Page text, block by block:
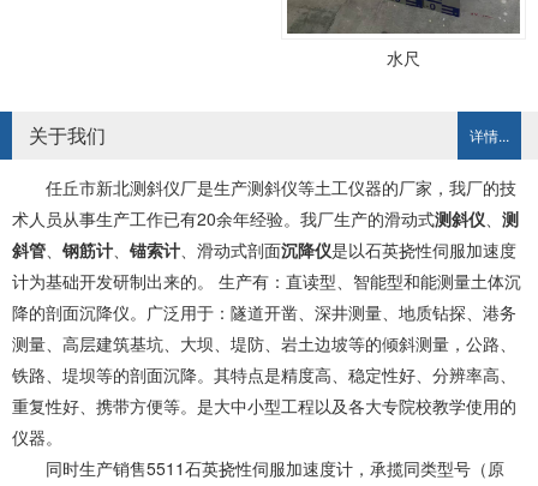
水尺
详情...
关于我们
任丘市新北测斜仪厂是生产测斜仪等土工仪器的厂家，我厂的技
术人员从事生产工作已有20余年经验。我厂生产的滑动式测斜仪、 测
斜管、 钢筋计、 锚索计、滑动式剖面沉降仪是以石英挠性伺服加速度
计为基础开发研制出来的。 生产有：直读型、智能型和能测量土体沉
降的剖面沉降仪。广泛用于：隧道开凿、深井测量、地质钻探、港务
测量、高层建筑基坑、大坝、堤防、岩土边坡等的倾斜测量，公路、
铁路、堤坝等的剖面沉降。其特点是精度高、稳定性好、分辨率高、
重复性好、携带方便等。是大中小型工程以及各大专院校教学使用的
仪器。
同时生产销售5511石英挠性伺服加速度计，承揽同类型号（原